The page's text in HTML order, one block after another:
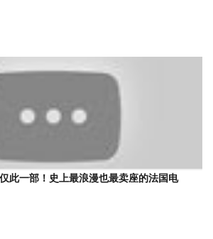
此一部！史上最浪漫也最卖座的法国电